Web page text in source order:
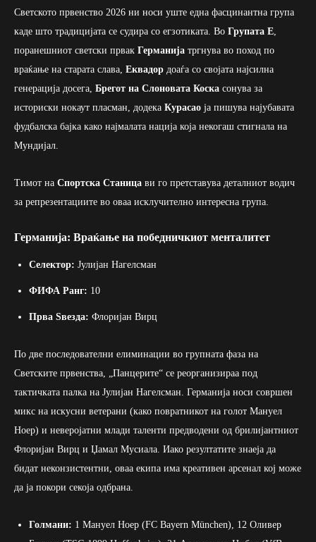
Светското првенство 2026 ни носи уште една фасцинантна група
каде што традицијата се судира со егзотиката. Во Групата Е
поранешниот светски првак Германија тргнува во поход по
враќање на старата слава, Еквадор доаѓа со својата најсилна
генерација досега, Брегот на Слоновата Коска сонува за
историски нокаут пласман, додека Курасао ја пишува најубавата
фудбалска бајка како најмалата нација која некогаш стигнала на
Мундијал.
Тимот на Спортска Станица ви го претставува деталниот водич
за репрезентациите во оваа исклучително интересна група.
Германија: Враќање на победничкиот менталитет
Селектор: Јулијан Нагелсман
ФИФА Ранг: 10
Прва Ѕвезда: Флоријан Вирц
По две последователни елиминации во групната фаза на
Светските првенства, „Панцерите“ се реорганизираа под
тактичката палка на Јулијан Нагелсман. Германија носи совршен
микс на искусни ветерани (како повратникот на голот Мануел
Ноер) и неверојатни млади таленти предводени од брилијантниот
Флоријан Вирц и Џамал Мусиала. Иако резултатите знаеја да
бидат неконзистентни, оваа екипа има креативен арсенал кој може
да ја покори секоја одбрана.
Голмани: 1 Мануел Ноер (FC Bayern München), 12 Оливер